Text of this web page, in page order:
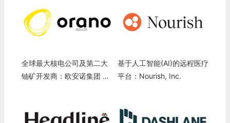
全球最大核电公司及第二大
铀矿开发商：欧安诺集团 Or
基于人工智能(AI)的远程医疗
平台：Nourish, Inc.